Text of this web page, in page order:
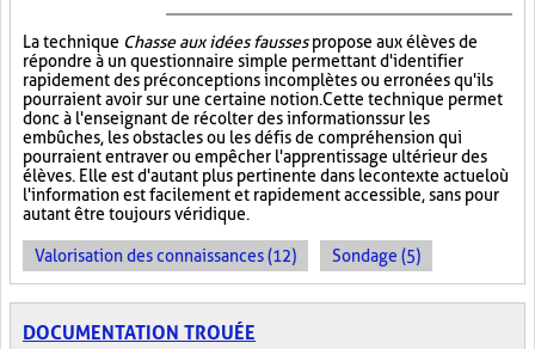
La technique Chasse aux idées faussespropose aux élèves de
répondre à un questionnaire simple permettant d'identifier
rapidement des préconceptions incomplètes ou erronées qu'ils
pourraient avoir sur une certaine notion. Cette technique permet
donc à l'enseignant de récolter des informations sur les
embûches, les obstacles ou les défis de compréhension qui
pourraient entraver ou empêcher l'apprentissage ultérieur des
élèves. Elle est d'autant plus pertinente dans le contexte actuel où
l'information est facilement et rapidement accessible, sans pour
autant être toujours véridique.
Valorisation des connaissances (12) Sondage (5)
DOCUMENTATION TROUÉE